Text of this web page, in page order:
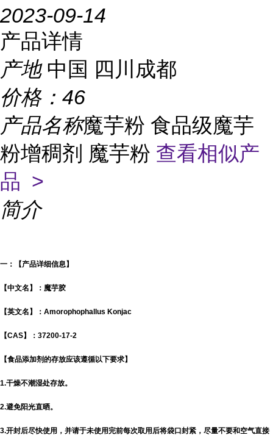
2023-09-14
产品详情
产地 中国 四川成都
价格： 46
产品名称魔芋粉 食品级魔芋
粉增稠剂 魔芋粉 查看相似产
品 >
简介
一：【产品详细信息】
【中文名】：魔芋胶
【英文名】：Amorophophallus Konjac
【CAS】：37200-17-2
【食品添加剂的存放应该遵循以下要求】
1.干燥不潮湿处存放。
2.避免阳光直晒。
3.开封后尽快使用，并请于未使用完前每次取用后将袋口封紧，尽量不要和空气直接